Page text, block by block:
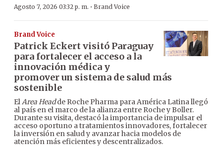
Agosto 7, 2026 03:32 p. m. · Brand Voice
Brand Voice
Patrick Eckert visitó Paraguay
para fortalecer el acceso a la
innovación médica y
promover un sistema de salud más
sostenible
ElArea Headde Roche Pharma para América Latina llegó
al país en el marco de la alianza entre Roche y Boller.
Durante su visita, destacó la importancia de impulsar el
acceso oportuno a tratamientos innovadores, fortalecer
la inversión en salud y avanzar hacia modelos de
atención más eficientes y descentralizados.